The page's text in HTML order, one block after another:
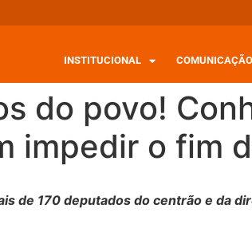
INSTITUCIONAL COMUNICAÇÃO
do povo!
impedir o fim
de 170 deputados do centrão e da